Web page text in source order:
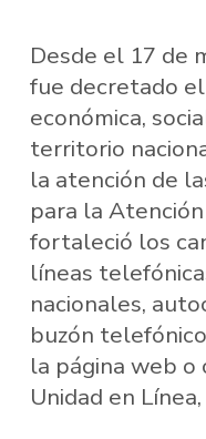
Desde el 17 de
fue decretado
económica,
territorio
la atención de
para la
fortaleció los
líneas
nacionales,
buzón
la página web
Unidad en